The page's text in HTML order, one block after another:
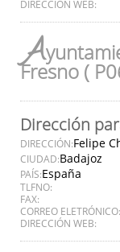
DIRECCIÓN WEB:
A
Fresno (
Dirección
DIRECCIÓN:Felipe
CIUDAD:Badajoz
PAÍS:España
TLFNO:
FAX:
CORREO ELETRÓNICO:
DIRECCIÓN WEB: